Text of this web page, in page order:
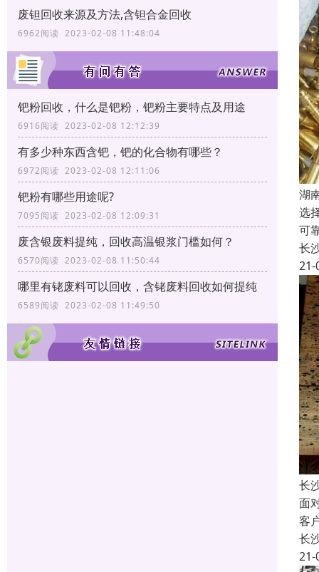
废钽回收来源及方法,含钽合金回收
6962阅读 2023-02-08 11:48:04
钯粉回收，什么是钯粉，钯粉主要特点及用途
6916阅读 2023-02-08 12:12:39
有多少种东西含钯，钯的化合物有哪些？
6972阅读 2023-02-08 12:11:06
钯粉有哪些用途呢?
7095阅读 2023-02-08 12:09:31
废含银废料提纯，回收高温银浆门槛如何？
6570阅读 2023-02-08 11:50:44
哪里有铑废料可以回收，含铑废料回收如何提纯
6589阅读 2023-02-08 11:49:50
湖
选
可
长
21-
长
面
客
长
21-